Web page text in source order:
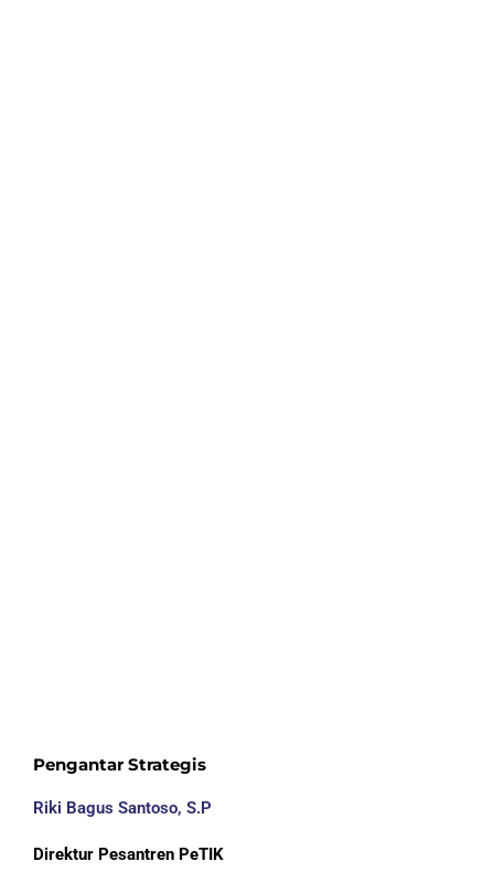
Pengantar Strategis
Riki Bagus Santoso, S.P
Direktur Pesantren PeTIK